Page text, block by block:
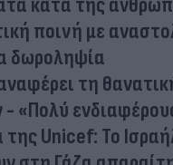
ποινή με
δωροληψία
τη
- «Πολύ
της Unicef: Το